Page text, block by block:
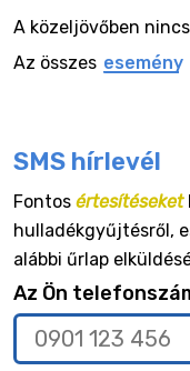
A közeljövőben
Az összes esemény
SMS hírlevél
Fontos értesítéseket
hulladékgyűjtésről,
alábbi űrlap
Az Ön